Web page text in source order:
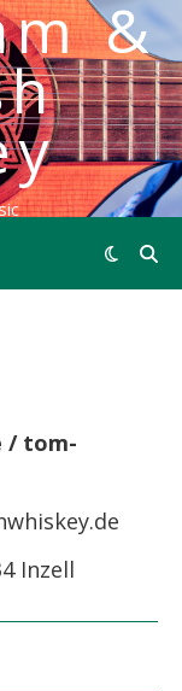
&
/ tom-
Inzell